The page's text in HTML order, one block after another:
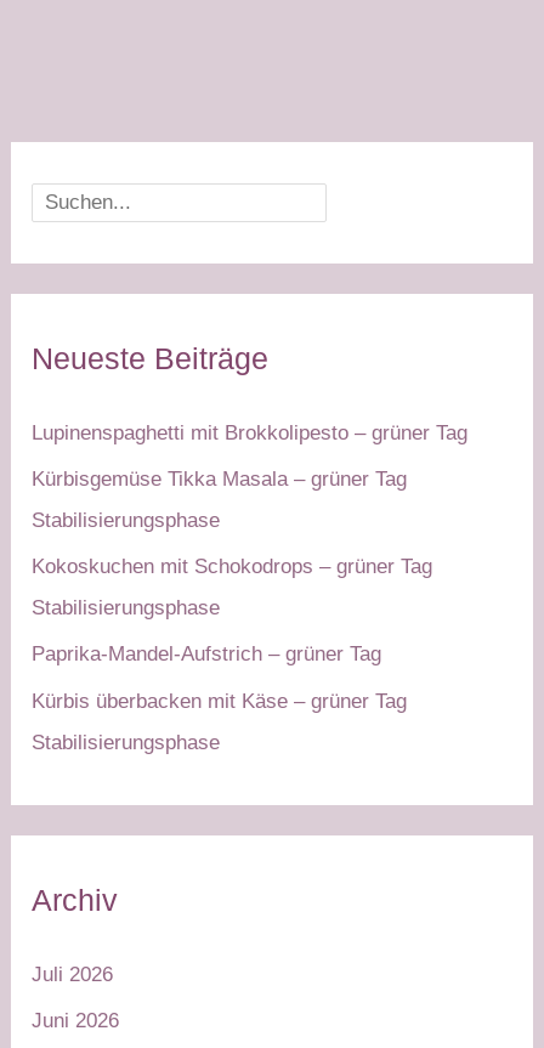
Suchen
Neueste Beiträge
Lupinenspaghetti mit Brokkolipesto – grüner Tag
Kürbisgemüse Tikka Masala – grüner Tag
Stabilisierungsphase
Kokoskuchen mit Schokodrops – grüner Tag
Stabilisierungsphase
Paprika-Mandel-Aufstrich – grüner Tag
Kürbis überbacken mit Käse – grüner Tag
Stabilisierungsphase
Archiv
Juli 2026
Juni 2026